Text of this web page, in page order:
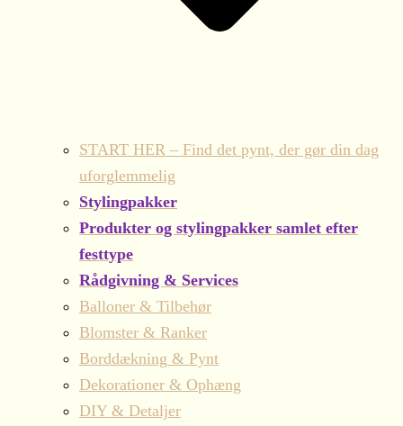
START HER – Find det pynt, der gør din dag
uforglemmelig
Stylingpakker
Produkter og stylingpakker samlet efter
festtype
Rådgivning & Services
Balloner & Tilbehør
Blomster & Ranker
Borddækning & Pynt
Dekorationer & Ophæng
DIY & Detaljer